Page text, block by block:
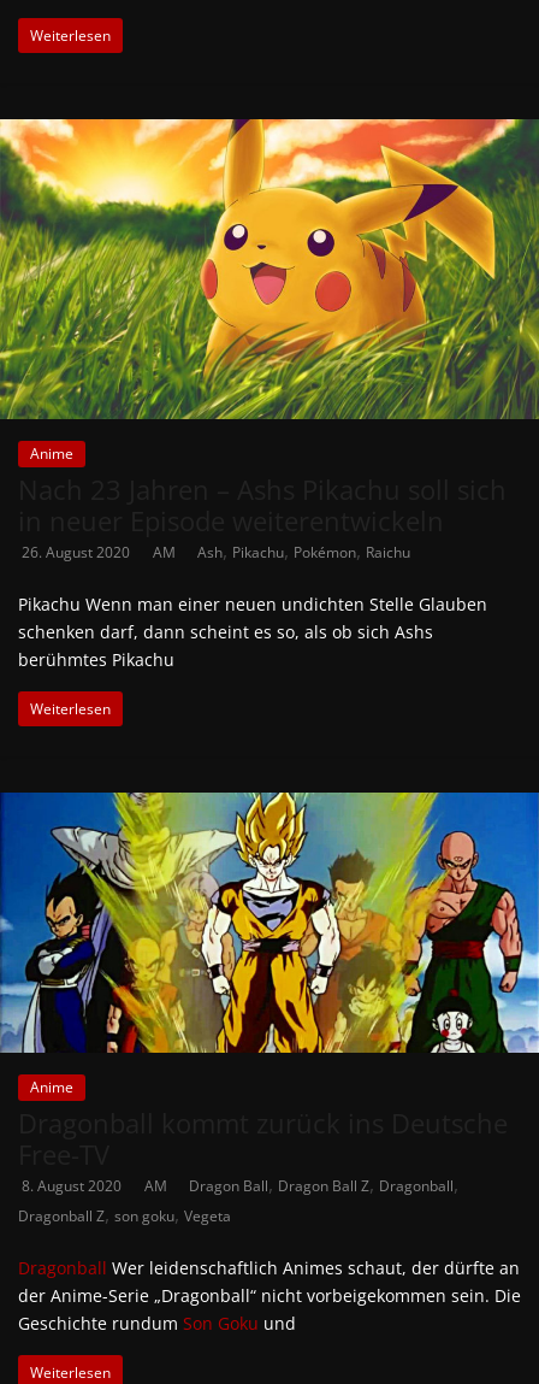
Weiterlesen
Anime
26. August 2020 AM Ash, Pikachu, Pokémon, Raichu
Pikachu Wenn man einer neuen undichten Stelle Glauben
schenken darf, dann scheint es so, als ob sich Ashs
berühmtes Pikachu
Weiterlesen
Anime
8. August 2020 AM Dragon Ball, Dragon Ball Z, Dragonball,
Dragonball Z, son goku, Vegeta
Dragonball Wer leidenschaftlich Animes schaut, der dürfte an
der Anime-Serie „Dragonball“ nicht vorbeigekommen sein. Die
Geschichte rundum Son Goku und
Weiterlesen